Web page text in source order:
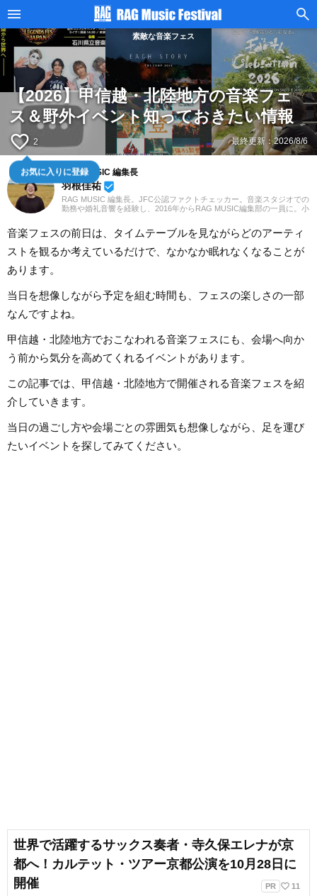
素敵な音楽フェス
【2026】甲信越・北陸地方の音楽フェ
ス＆野外イベント知っておきたい情報
favorite_border 2
お気に入りに登録
最終更新：2026/8/6
RAG MUSIC 編集長
羽根佳祐 beenhere
RAG MUSIC 編集長。JFC公認ファクトチェッカー。音楽スタジオでの
勤務や婚礼音響を経験し、2016年からRAG MUSIC編集部の一員に。小
バンドでドラムと、さまざまな楽器を経験。各種楽曲紹介記事をはじ
め、各地の音楽フェスの紹介記事やライブレポートなど、自身の音楽
活動やこれまでの業務で培った経験を元に日々記事を制作していま
す。音楽は国内外のロックはもちろん、最近ではJ-POPも広く好んで
音楽フェスの前日は、タイムテーブルを見ながらどのアーティ
ストを観るか考えているだけで、なかなか眠れなくなることが
あります。
当日を想像しながら予定を組む時間も、フェスの楽しさの一部
なんですよね。
甲信越・北陸地方でおこなわれる音楽フェスにも、会場へ向か
う前から気分を高めてくれるイベントがあります。
この記事では、甲信越・北陸地方で開催される音楽フェスを紹
介していきます。
当日の過ごし方や会場ごとの雰囲気も想像しながら、足を運び
たいイベントを探してみてください。
世界で活躍するサックス奏者・寺久保エレナが京
都へ！カルテット・ツアー京都公演を10月28日に
開催
PR favorite_border 11